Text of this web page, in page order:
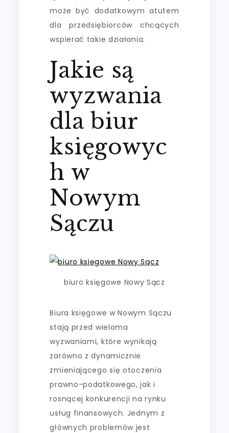
może być dodatkowym atutem
dla przedsiębiorców chcących
wspierać takie działania.
Jakie są
wyzwania
dla biur
księgowyc
h w
Nowym
Sączu
biuro księgowe Nowy Sącz
Biura księgowe w Nowym Sączu
stają przed wieloma
wyzwaniami, które wynikają
zarówno z dynamicznie
zmieniającego się otoczenia
prawno-podatkowego, jak i
rosnącej konkurencji na rynku
usług finansowych. Jednym z
głównych problemów jest